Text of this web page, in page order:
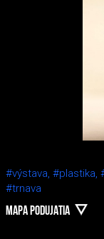
#výstava, #plastika,
#trnava
MAPA PODUJATIA